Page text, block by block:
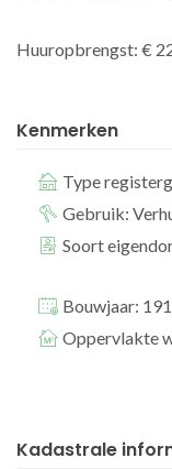
Huuropbrengst: €
Kenmerken
Type
Gebruik:
Soort
Bouwjaar:
Oppervlakte
Kadastrale